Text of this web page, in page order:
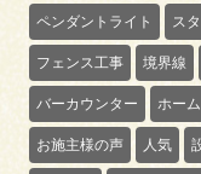
ペンダントライト ス
フェンス工事 境界線
バーカウンター ホー
お施主様の声 人気